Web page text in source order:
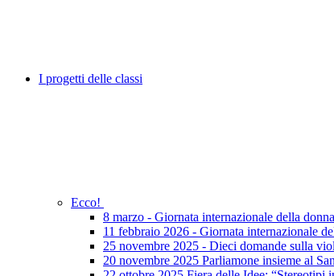
I progetti delle classi
Ecco!
8 marzo - Giornata internazionale della donna
11 febbraio 2026 - Giornata internazionale
25 novembre 2025 - Dieci domande sulla
20 novembre 2025 Parliamone insieme al